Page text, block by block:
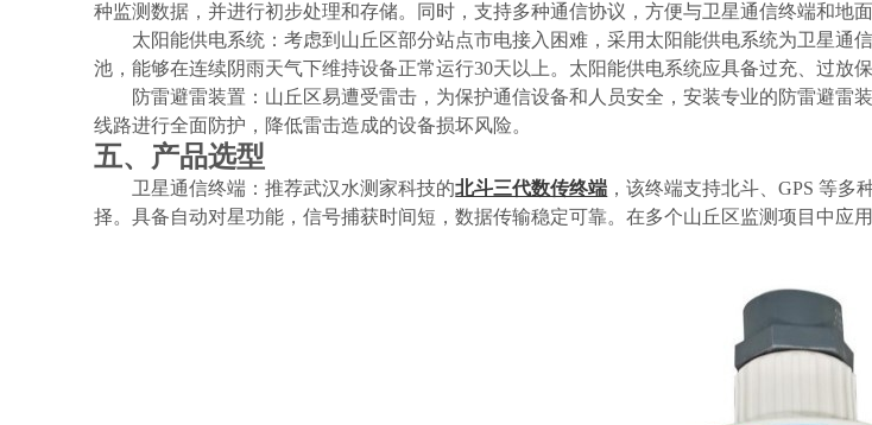
种监测数据，并进行初步处理和存储。同时，支持多种通信协议，方便与卫星通信终端和地面
太阳能供电系统：考虑到山丘区部分站点市电接入困难，采用太阳能供电系统为卫星
池，能够在连续阴雨天气下维持设备正常运行30天以上。太阳能供电系统应具备过充、过放
防雷避雷装置：山丘区易遭受雷击，为保护通信设备和人员安全，安装专业的防雷避
线路进行全面防护，降低雷击造成的设备损坏风险。
五、产品选型
卫星通信终端：推荐武汉水测家科技的北斗三代数传终端 ，该终端支持北斗、GPS 等
择。具备自动对星功能，信号捕获时间短，数据传输稳定可靠。在多个山丘区监测项目中应用